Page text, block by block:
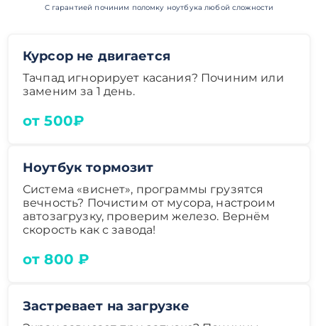
С гарантией починим поломку ноутбука любой сложности
Курсор не двигается
Тачпад игнорирует касания? Починим или
заменим за 1 день.
от 500₽
Ноутбук тормозит
Система «виснет», программы грузятся
вечность? Почистим от мусора, настроим
автозагрузку, проверим железо. Вернём
скорость как с завода!
от 800 ₽
Застревает на загрузке